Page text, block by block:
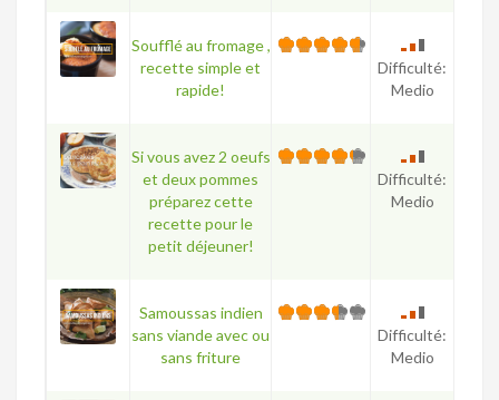
Soufflé au fromage ,
recette simple et
rapide!
Difficulté:
Medio
Si vous avez 2 oeufs
et deux pommes
préparez cette
recette pour le
petit déjeuner!
Difficulté:
Medio
Samoussas indien
sans viande avec ou
sans friture
Difficulté:
Medio